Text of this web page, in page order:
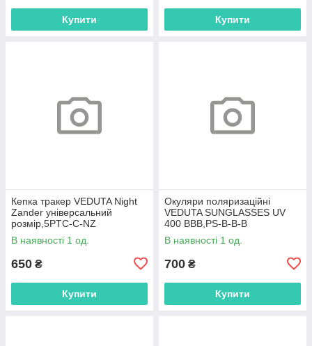
Купити Купити
Кепка тракер VEDUTA Night
Zander універсальний
розмір,5PTC-C-NZ
В наявності 1 од.
650 ₴
Купити
Окуляри поляризаційні
VEDUTA SUNGLASSES UV
400 BBB,PS-B-B-B
В наявності 1 од.
700 ₴
Купити